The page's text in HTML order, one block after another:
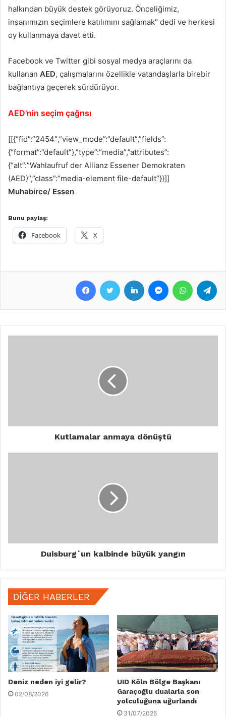
halkından büyük destek görüyoruz. Önceliğimiz,
insanımızın seçimlere katılımını sağlamak" dedi ve herkesi
oy kullanmaya davet etti.
Facebook ve Twitter gibi sosyal medya araçlarını da
kullanan AED, çalışmalarını özellikle vatandaşlarla birebir
bağlantıya geçerek sürdürüyor.
AED'nin seçim çağrısı
[[{“fid”:”2454″,”view_mode”:”default”,”fields”:
{“format”:”default”},”type”:”media”,”attributes”:
{“alt”:”Wahlaufruf der Allianz Essener Demokraten
(AED)”,”class”:”media-element file-default”}}]]
Muhabirce/ Essen
Bunu paylaş:
Facebook X
Kutlamalar anmaya dönüştü
Duisburg`un kalbinde büyük yangın
DIĞER HABERLER
Deniz neden iyi gelir?
02/08/2026
UID Köln Bölge Başkanı
Garaçoğlu dualarla son
yolculuğuna uğurlandı
31/07/2026